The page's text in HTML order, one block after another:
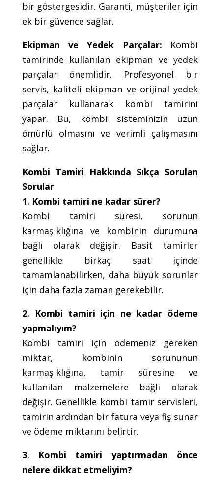
bir göstergesidir. Garanti, müşteriler için
ek bir güvence sağlar.
Ekipman ve Yedek Parçalar: Kombi
tamirinde kullanılan ekipman ve yedek
parçalar önemlidir. Profesyonel bir
servis, kaliteli ekipman ve orijinal yedek
parçalar kullanarak kombi tamirini
yapar. Bu, kombi sisteminizin uzun
ömürlü olmasını ve verimli çalışmasını
sağlar.
Kombi Tamiri Hakkında Sıkça Sorulan
Sorular
1. Kombi tamiri ne kadar sürer?
Kombi tamiri süresi, sorunun
karmaşıklığına ve kombinin durumuna
bağlı olarak değişir. Basit tamirler
genellikle birkaç saat içinde
tamamlanabilirken, daha büyük sorunlar
için daha fazla zaman gerekebilir.
2. Kombi tamiri için ne kadar ödeme
yapmalıyım?
Kombi tamiri için ödemeniz gereken
miktar, kombinin sorununun
karmaşıklığına, tamir süresine ve
kullanılan malzemelere bağlı olarak
değişir. Genellikle kombi tamir servisleri,
tamirin ardından bir fatura veya fiş sunar
ve ödeme miktarını belirtir.
3. Kombi tamiri yaptırmadan önce
nelere dikkat etmeliyim?